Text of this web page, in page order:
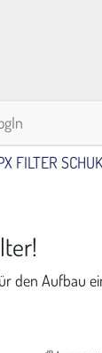
FILTER
den Aufbau